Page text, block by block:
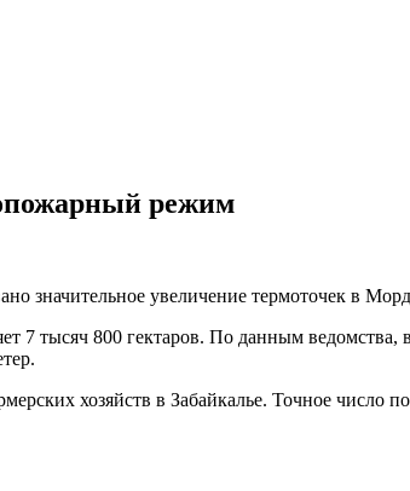
режим
значительное увеличение термоточек в
7 тысяч 800 гектаров. По данным
хозяйств в Забайкалье. Точное число